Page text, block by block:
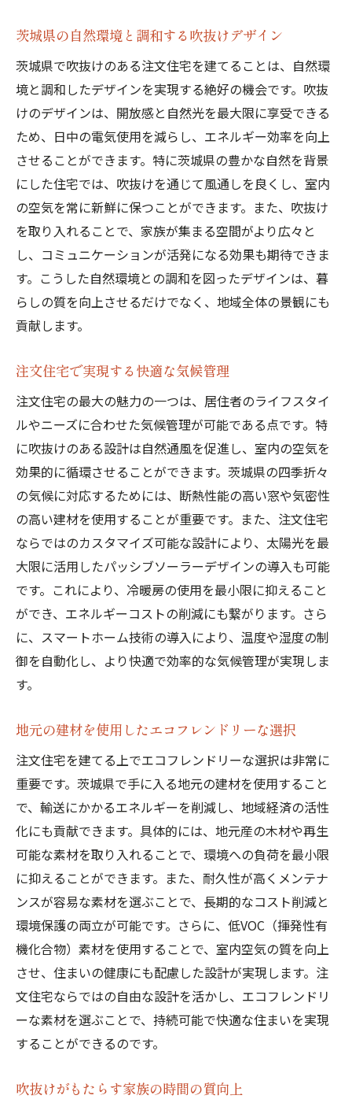
家族全員が参加できるリビング活動
共有スペースでの家族の思い出作り
吹抜けがもたらす新しい家族の風景
茨城県の風土に根ざした家族の生活スタイ
ル
茨城県で叶える吹抜けのある注文住宅の魅力
個性を活かしたデザインの自由度
吹抜けが与える贅沢な空間感
茨城県の四季を感じる家作り
風通しと採光を考えたプランニング
プライバシーと開放感の両立
地域の風景と調和する美しい外観
住宅
太陽の動きを考慮した窓配置
省エネ効果を高める自然採光の工夫
昼間の明るさを確保するデザインアイデア
吹抜けがもたらす暖かさと心地よさ
茨城県の気候に適した断熱性能
環境に優しいエネルギー効率の高い家
注文住宅の新定番！茨城県で人気の吹抜けデザ
イン
モダンから和風まで多様なスタイル
吹抜けと調和する家具とインテリア
デザイン性と機能性を両立させる工夫
茨城県で夢の吹抜け注文住宅を実現するための
ポイント
初めての注文住宅計画の進め方
理想の設計士・建築士の選び方
吹抜け設計に必要な予算と費用管理
施工中に気をつけるべきポイント
完成後のメンテナンスとアフターサービス
地元の工務店と連携するメリット
吹抜けがもたらす贅沢な暮らしを茨城県の注文
住宅で
非日常を感じる空間作り
茨城県の自然を取り込む設計アイデア
茨城県の自然環境と調和する吹抜けデザイン
茨城県で吹抜けのある注文住宅を建てることは、自然環
境と調和したデザインを実現する絶好の機会です。吹抜
けのデザインは、開放感と自然光を最大限に享受できる
ため、日中の電気使用を減らし、エネルギー効率を向上
させることができます。特に茨城県の豊かな自然を背景
にした住宅では、吹抜けを通じて風通しを良くし、室内
の空気を常に新鮮に保つことができます。また、吹抜け
を取り入れることで、家族が集まる空間がより広々と
し、コミュニケーションが活発になる効果も期待できま
す。こうした自然環境との調和を図ったデザインは、暮
らしの質を向上させるだけでなく、地域全体の景観にも
貢献します。
注文住宅で実現する快適な気候管理
注文住宅の最大の魅力の一つは、居住者のライフスタイ
ルやニーズに合わせた気候管理が可能である点です。特
に吹抜けのある設計は自然通風を促進し、室内の空気を
効果的に循環させることができます。茨城県の四季折々
の気候に対応するためには、断熱性能の高い窓や気密性
の高い建材を使用することが重要です。また、注文住宅
ならではのカスタマイズ可能な設計により、太陽光を最
大限に活用したパッシブソーラーデザインの導入も可能
です。これにより、冷暖房の使用を最小限に抑えること
ができ、エネルギーコストの削減にも繋がります。さら
に、スマートホーム技術の導入により、温度や湿度の制
御を自動化し、より快適で効率的な気候管理が実現しま
す。
地元の建材を使用したエコフレンドリーな選択
注文住宅を建てる上でエコフレンドリーな選択は非常に
重要です。茨城県で手に入る地元の建材を使用すること
で、輸送にかかるエネルギーを削減し、地域経済の活性
化にも貢献できます。具体的には、地元産の木材や再生
可能な素材を取り入れることで、環境への負荷を最小限
に抑えることができます。また、耐久性が高くメンテナ
ンスが容易な素材を選ぶことで、長期的なコスト削減と
環境保護の両立が可能です。さらに、低VOC（揮発性有
機化合物）素材を使用することで、室内空気の質を向上
させ、住まいの健康にも配慮した設計が実現します。注
文住宅ならではの自由な設計を活かし、エコフレンドリ
ーな素材を選ぶことで、持続可能で快適な住まいを実現
することができるのです。
吹抜けがもたらす家族の時間の質向上